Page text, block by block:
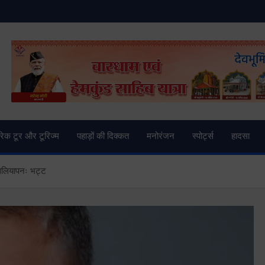
News | Uttarkashi
टूर और टूरिज्म पहाड़ों की दिक्कत मनोरंजन स्पोर्ट्स हादसा
भट्ट